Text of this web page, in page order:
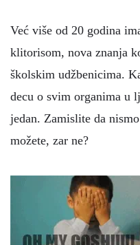
Već više od 20 godina
klitorisom, nova znanja
školskim udžbenicima.
decu o svim organima u
jedan. Zamislite da
možete, zar ne?